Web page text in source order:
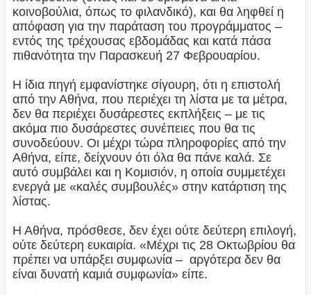
κοινοβούλια, όπως το φιλανδικό), και θα ληφθεί η
απόφαση για την παράταση του προγράμματος –
εντός της τρέχουσας εβδομάδας και κατά πάσα
πιθανότητα την Παρασκευή 27 Φεβρουαρίου.
Η ίδια πηγή εμφανίστηκε σίγουρη, ότι η επιστολή
από την Αθήνα, που περιέχει τη λίστα με τα μέτρα,
δεν θα περιέχει δυσάρεστες εκπλήξεις – με τις
ακόμα πιο δυσάρεστες συνέπειες που θα τις
συνοδεύουν. Οι μέχρι τώρα πληροφορίες από την
Αθήνα, είπε, δείχνουν ότι όλα θα πάνε καλά. Σε
αυτό συμβάλει και η Κομισιόν, η οποία συμμετέχει
ενεργά με «καλές συμβουλές» στην κατάρτιση της
λίστας.
Η Αθήνα, πρόσθεσε, δεν έχει ούτε δεύτερη επιλογή,
ούτε δεύτερη ευκαιρία. «Μέχρι τις 28 Οκτωβρίου θα
πρέπει να υπάρξει συμφωνία – αργότερα δεν θα
είναι δυνατή καμιά συμφωνία» είπε.